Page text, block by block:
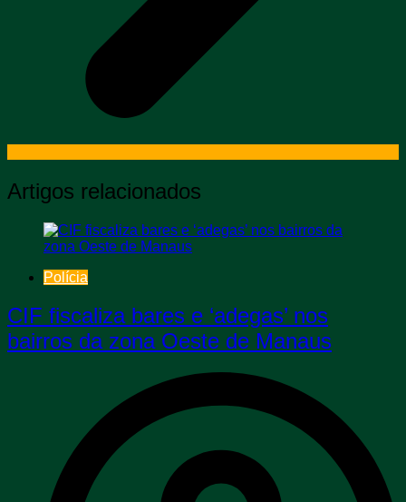
Artigos relacionados
Polícia
CIF fiscaliza bares e ‘adegas’ nos
bairros da zona Oeste de Manaus